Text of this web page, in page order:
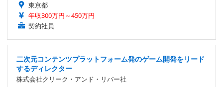
東京都
年収300万円～450万円
契約社員
二次元コンテンツプラットフォーム発のゲーム開発をリード
するディレクター
株式会社クリーク・アンド・リバー社